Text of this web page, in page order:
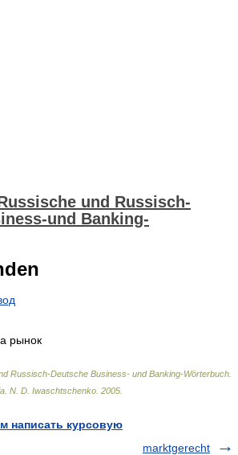
und Russisch-
und Banking-
рынок
Russisch-Deutsche Business- und Banking-Wörterbuch.
N. D. Iwaschtschenko 2005
написать курсовую
marktgerecht